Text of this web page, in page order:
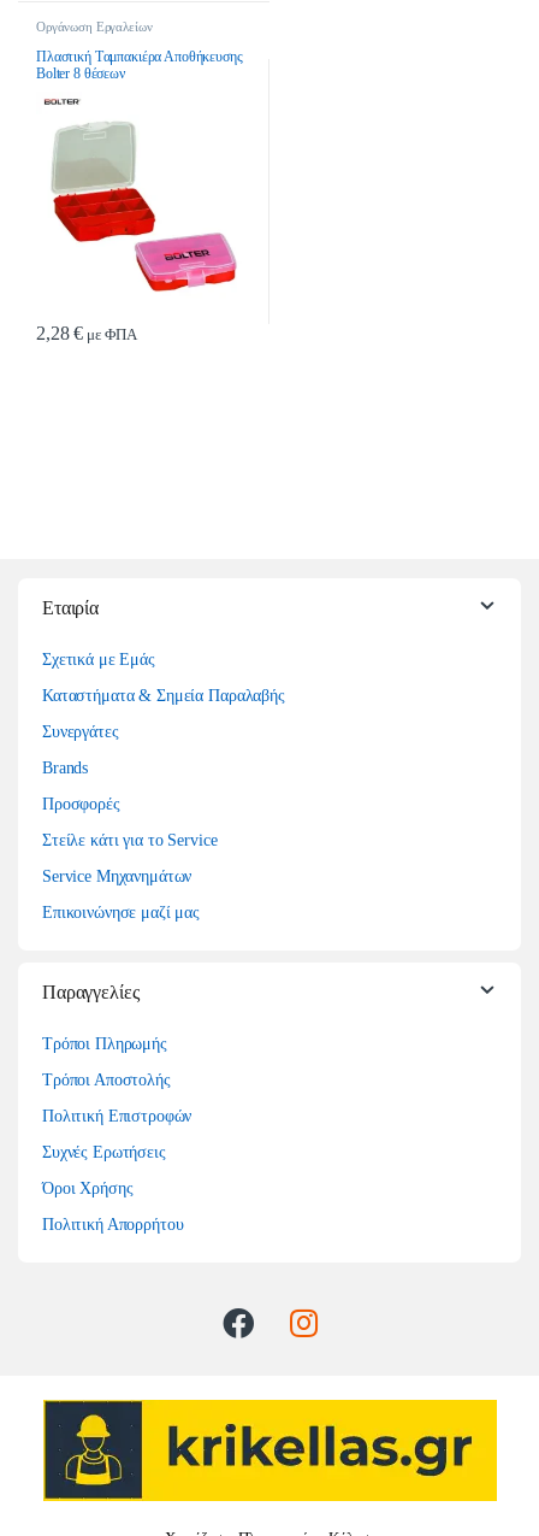
Οργάνωση Εργαλείων
Πλαστική Tαμπακιέρα Αποθήκευσης
Bolter 8 θέσεων
2,28€ με ΦΠΑ
Εταιρία
Σχετικά με Εμάς
Καταστήματα & Σημεία Παραλαβής
Συνεργάτες
Brands
Προσφορές
Στείλε κάτι για το Service
Service Μηχανημάτων
Επικοινώνησε μαζί μας
Παραγγελίες
Τρόποι Πληρωμής
Τρόποι Αποστολής
Πολιτική Επιστροφών
Συχνές Ερωτήσεις
Όροι Χρήσης
Πολιτική Απορρήτου